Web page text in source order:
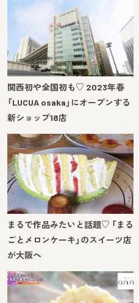
関西初や全国初も♡ 2023年春
「LUCUA osaka」にオープンする
新ショップ18店
まるで作品みたいと話題♡ 「まる
ごとメロンケーキ」のスイーツ店
が大阪へ